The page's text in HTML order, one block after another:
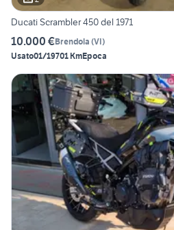
Ducati Scrambler 450 del 1971
10.000 €Brendola (VI)
Usato01/19701 KmEpoca